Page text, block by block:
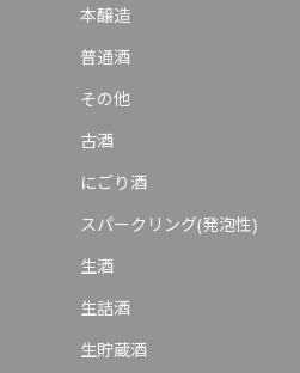
本醸造
普通酒
その他
古酒
にごり酒
スパークリング(発泡性)
生酒
生詰酒
生貯蔵酒